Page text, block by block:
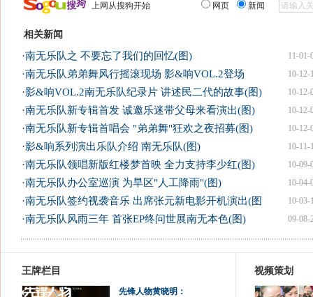
上网从搜狗开始 网页 新闻
相关新闻
11-01-
·南无乐队之 不要忘了我们的回忆(图)
10-12-
·南无乐队弟弟舞风行摇滚现场 影&响VOL.2登场
10-12-
·影&响VOL.2南无乐队纪录片 讲述民二代的故事(图)
10-12-
·南无乐队新专辑首发 诚邀乐迷带父母来看演出(图)
10-12-
·南无乐队新专辑首唱会 "弟弟舞"狂欢之夜招募(图)
10-11-
·影&响系列演出乐队介绍 南无乐队(图)
10-09-
·南无乐队领唱新版红楼梦首映 全力支持李少红(图)
10-04-
·南无乐队办公室巡演 为旱区"人工降雨"(图)
10-03-
·南无乐队签约视袭音乐 出席张元新电影开机演出(图
09-08-
·南无乐队风雨三年 首张EP终问世展南无本色(图)
王牌栏目
先锋人物黄晓明：
视频策划